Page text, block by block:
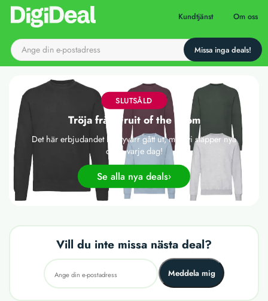
Till startsidan Kundtjänst Om oss
SLUTSÅLD
Tröja från Fruit of the Loom
Det här erbjudandet har tyvärr gått ut, men vi släpper nya
deals varje dag!
Se alla nya deals
Vill du inte missa nästa deal?
Meddela mig